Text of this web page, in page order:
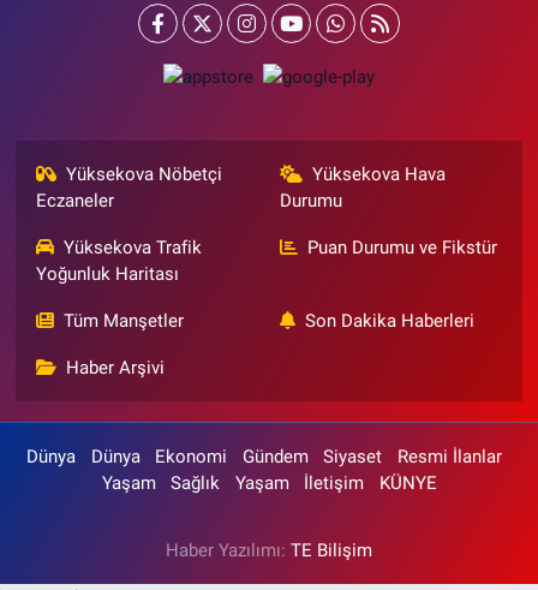
Yüksekova Nöbetçi
Eczaneler
Yüksekova Hava
Durumu
Yüksekova Trafik
Yoğunluk Haritası
Puan Durumu ve Fikstür
Tüm Manşetler Son Dakika Haberleri
Haber Arşivi
Dünya Dünya Ekonomi Gündem Siyaset
Resmi İlanlar
Yaşam
Sağlık Yaşam İletişim KÜNYE
Haber Yazılımı: TE Bilişim